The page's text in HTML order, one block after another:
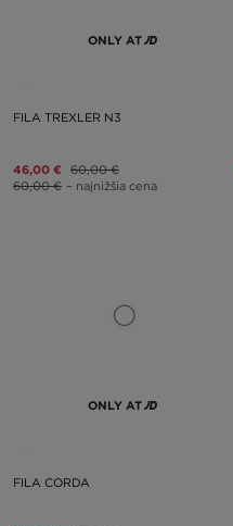
ONLY AT
FILA TREXLER N3
46,00 € 60,00 €
60,00 € – najnižšia cena
ONLY AT
FILA CORDA